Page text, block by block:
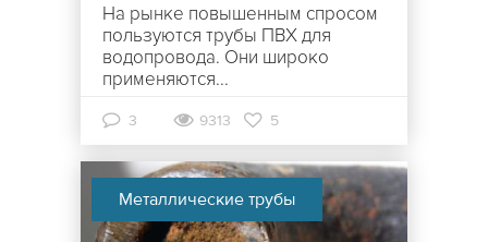
На рынке повышенным спросом
пользуются трубы ПВХ для
водопровода. Они широко
применяются...
3 9313 5
Металлические трубы